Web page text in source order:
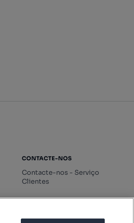
CONTACTE-NOS
Contacte-nos - Serviço
Clientes